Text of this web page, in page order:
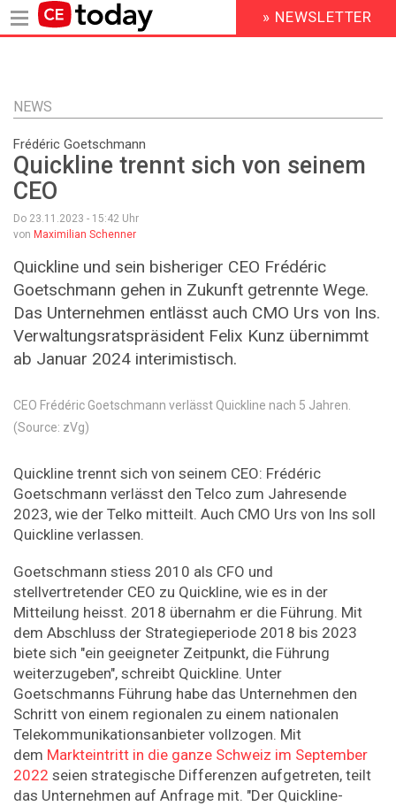
Inhalt
HEADER
MENU
» NEWSLETTER
NEWS
Frédéric Goetschmann
Quickline trennt sich von seinem
CEO
Do 23.11.2023 - 15:42 Uhr
von Maximilian Schenner
Quickline und sein bisheriger CEO Frédéric
Goetschmann gehen in Zukunft getrennte Wege.
Das Unternehmen entlässt auch CMO Urs von Ins.
Verwaltungsratspräsident Felix Kunz übernimmt
ab Januar 2024 interimistisch.
CEO Frédéric Goetschmann verlässt Quickline nach 5 Jahren.
(Source: zVg)
Quickline trennt sich von seinem CEO: Frédéric
Goetschmann verlässt den Telco zum Jahresende
2023, wie der Telko mitteilt. Auch CMO Urs von Ins soll
Quickline verlassen.
Goetschmann stiess 2010 als CFO und
stellvertretender CEO zu Quickline, wie es in der
Mitteilung heisst. 2018 übernahm er die Führung. Mit
dem Abschluss der Strategieperiode 2018 bis 2023
biete sich "ein geeigneter Zeitpunkt, die Führung
weiterzugeben", schreibt Quickline. Unter
Goetschmanns Führung habe das Unternehmen den
Schritt von einem regionalen zu einem nationalen
Telekommunikationsanbieter vollzogen. Mit
dem Markteintritt in die ganze Schweiz im September
2022 seien strategische Differenzen aufgetreten, teilt
das Unternehmen auf Anfrage mit. "Der Quickline-